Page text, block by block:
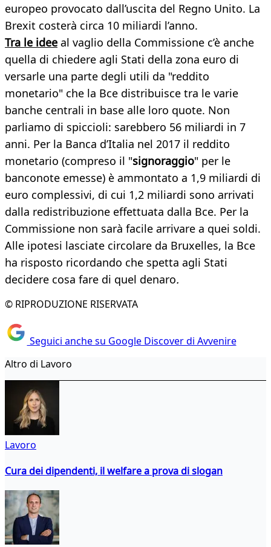
europeo provocato dall’uscita del Regno Unito. La
Brexit costerà circa 10 miliardi l’anno.
Tra le idee al vaglio della Commissione c’è anche
quella di chiedere agli Stati della zona euro di
versarle una parte degli utili da "reddito
monetario" che la Bce distribuisce tra le varie
banche centrali in base alle loro quote. Non
parliamo di spiccioli: sarebbero 56 miliardi in 7
anni. Per la Banca d’Italia nel 2017 il reddito
monetario (compreso il "signoraggio" per le
banconote emesse) è ammontato a 1,9 miliardi di
euro complessivi, di cui 1,2 miliardi sono arrivati
dalla redistribuzione effettuata dalla Bce. Per la
Commissione non sarà facile arrivare a quei soldi.
Alle ipotesi lasciate circolare da Bruxelles, la Bce
ha risposto ricordando che spetta agli Stati
decidere cosa fare di quel denaro.
© RIPRODUZIONE RISERVATA
Seguici anche su Google Discover di Avvenire
Altro di Lavoro
Lavoro
Cura dei dipendenti, il welfare a prova di slogan